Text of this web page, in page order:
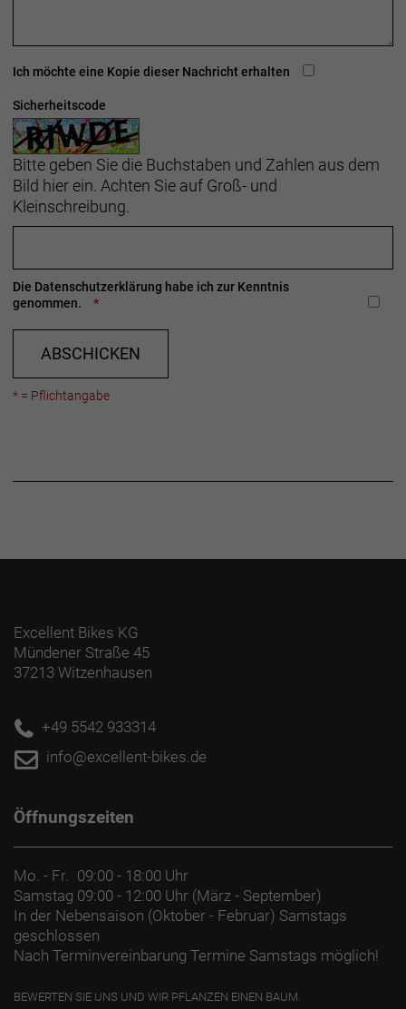
Herstellerdaten gem. GPSR
Wegastraße 8 C
Telefon: 00800 8735 8735
Ich möchte eine Kopie dieser Nachricht erhalten
Sicherheitscode
Bitte geben Sie die Buchstaben und Zahlen aus dem
Bild hier ein. Achten Sie auf Groß- und
Kleinschreibung.
Die Datenschutzerklärung habe ich zur Kenntnis
genommen.
ABSCHICKEN
* = Pflichtangabe
Excellent Bikes KG
Mündener Straße 45
37213 Witzenhausen
+49 5542 933314
info@excellent-bikes.de
Öffnungszeiten
Mo. - Fr.
09:00 - 18:00 Uhr
Samstag 09:00 - 12:00 Uhr (März - September)
In der Nebensaison (Oktober - Februar) Samstags
geschlossen
Nach Terminvereinbarung Termine Samstags möglich!
BEWERTEN SIE UNS UND WIR PFLANZEN EINEN BAUM.